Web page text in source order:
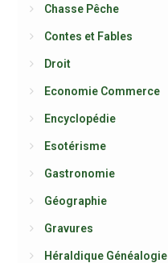
Chasse Pêche
Contes et Fables
Droit
Economie Commerce
Encyclopédie
Esotérisme
Gastronomie
Géographie
Gravures
Héraldique Généalogie